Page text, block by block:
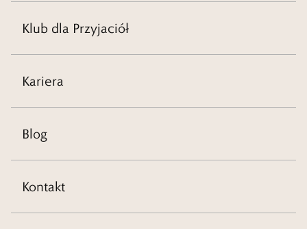
Klub dla Przyjaciół
Kariera
Blog
Kontakt